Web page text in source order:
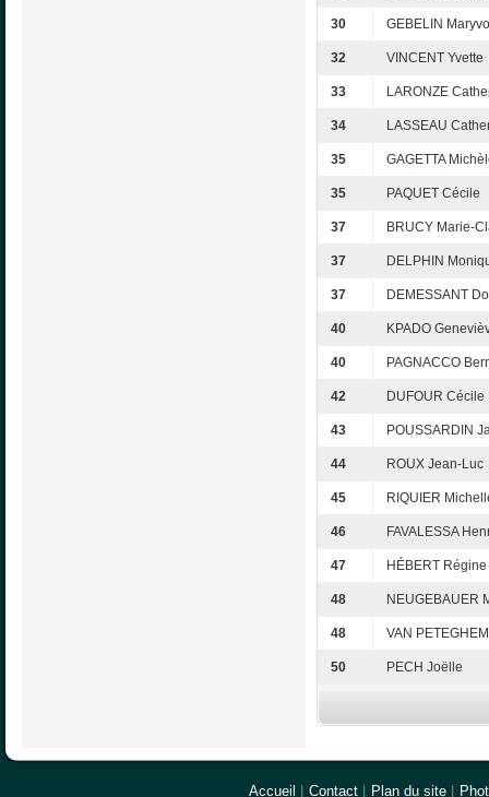
30 GEBELIN
32 VINCENT Yvette
33 LARONZE
34 LASSEAU
35 GAGETTA
35 PAQUET Cécile
37 BRUCY Marie-
37 DELPHIN
37 DEMESSANT
40 KPADO
40 PAGNACCO
42 DUFOUR Cécile
43 POUSSARDIN
44 ROUX Jean-Luc
45 RIQUIER
46 FAVALESSA
47 HÉBERT Régine
48 NEUGEBAUER
48 VAN
50 PECH Joëlle
Accueil Contact Plan du site